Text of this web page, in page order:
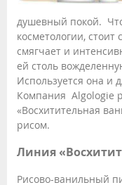
душевный покой.
косметологии, стоит
смягчает и
ей столь
Используется она и
Компания Algologie
«Восхитительная
рисом.
Линия
Рисово-ванильный